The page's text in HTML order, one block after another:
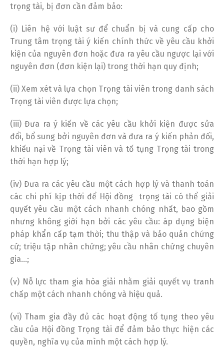
trọng tài, bị đơn cần đảm bảo:
(i) Liên hệ với luật sư để chuẩn bị và cung cấp cho
Trung tâm trọng tài ý kiến chính thức về yêu cầu khởi
kiện của nguyên đơn hoặc đưa ra yêu cầu ngược lại với
nguyên đơn (đơn kiện lại) trong thời hạn quy định;
(ii) Xem xét và lựa chọn Trọng tài viên trong danh sách
Trọng tài viên được lựa chọn;
(iii) Đưa ra ý kiến về các yêu cầu khởi kiện được sửa
đổi, bổ sung bởi nguyên đơn và đưa ra ý kiến phản đối,
khiếu nại về Trọng tài viên và tố tụng Trọng tài trong
thời hạn hợp lý;
(iv) Đưa ra các yêu cầu một cách hợp lý và thanh toán
các chi phí kịp thời để Hội đồng trọng tài có thể giải
quyết yêu cầu một cách nhanh chóng nhất, bao gồm
nhưng không giới hạn bởi các yêu cầu: áp dụng biện
pháp khẩn cấp tạm thời; thu thập và bảo quản chứng
cứ; triệu tập nhân chứng; yêu cầu nhân chứng chuyên
gia…;
(v) Nỗ lực tham gia hòa giải nhằm giải quyết vụ tranh
chấp một cách nhanh chóng và hiệu quả.
(vi) Tham gia đầy đủ các hoạt động tố tụng theo yêu
cầu của Hội đồng Trọng tài để đảm bảo thực hiện các
quyền, nghĩa vụ của mình một cách hợp lý.
Switch The Language
English